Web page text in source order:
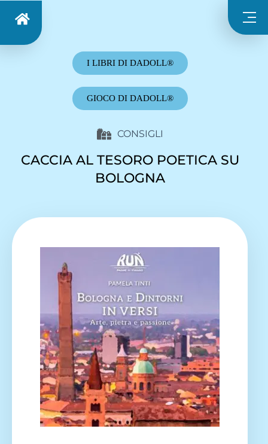
I LIBRI DI DADOLL®
GIOCO DI DADOLL®
CONSIGLI
CACCIA AL TESORO POETICA SU
BOLOGNA